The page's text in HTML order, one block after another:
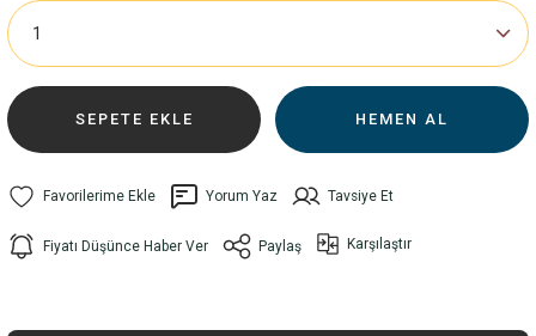
SEPETE EKLE HEMEN AL
Yorum Yaz Tavsiye Et
Fiyatı Düşünce Haber Ver Paylaş Karşılaştır